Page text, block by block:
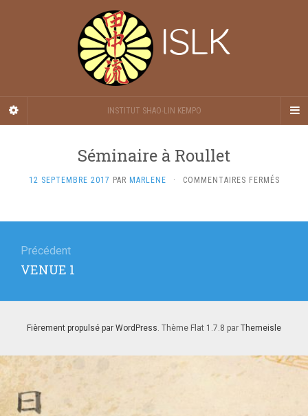
ISLK
INSTITUT SHAO-LIN KEMPO
Séminaire à Roullet
12 SEPTEMBRE 2017 PAR MARLENE · COMMENTAIRES FERMÉSSUR
de
l’article
Précédent
Article
:
VENUE 1
Fièrement propulsé par WordPress. Thème Flat 1.7.8 par Themeisle